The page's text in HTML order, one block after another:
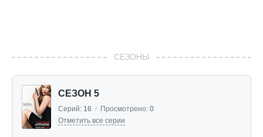
СЕЗОНЫ
СЕЗОН 5
Серий: 16 / Просмотрено: 0
Отметить все серии